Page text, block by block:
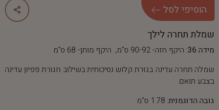
הוסיפי לסל
שמלת תחרה לילך
מידה 36:
היקף חזה- 90-92 ס"מ, היקף מותן- 68 ס"מ
שמלה תחרה עדינה בגזרת קלוש נסיכותית בשילוב חגורת פפיון עדינה
בצבע תואם
גובה הדוגמנית: 1.78 ס"מ